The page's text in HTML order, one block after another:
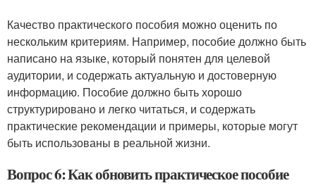
Качество практического пособия можно оценить по
нескольким критериям. Например, пособие должно быть
написано на языке, который понятен для целевой
аудитории, и содержать актуальную и достоверную
информацию. Пособие должно быть хорошо
структурировано и легко читаться, и содержать
практические рекомендации и примеры, которые могут
быть использованы в реальной жизни.
Вопрос 6: Как обновить практическое пособие